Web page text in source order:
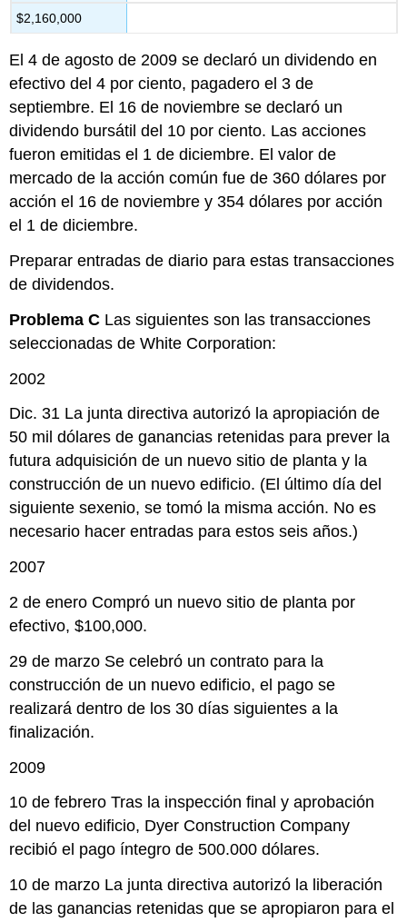
$2,160,000
El 4 de agosto de 2009 se declaró un dividendo en
efectivo del 4 por ciento, pagadero el 3 de
septiembre. El 16 de noviembre se declaró un
dividendo bursátil del 10 por ciento. Las acciones
fueron emitidas el 1 de diciembre. El valor de
mercado de la acción común fue de 360 dólares por
acción el 16 de noviembre y 354 dólares por acción
el 1 de diciembre.
Preparar entradas de diario para estas transacciones
de dividendos.
Problema C Las siguientes son las transacciones
seleccionadas de White Corporation:
2002
Dic. 31 La junta directiva autorizó la apropiación de
50 mil dólares de ganancias retenidas para prever la
futura adquisición de un nuevo sitio de planta y la
construcción de un nuevo edificio. (El último día del
siguiente sexenio, se tomó la misma acción. No es
necesario hacer entradas para estos seis años.)
2007
2 de enero Compró un nuevo sitio de planta por
efectivo, $100,000.
29 de marzo Se celebró un contrato para la
construcción de un nuevo edificio, el pago se
realizará dentro de los 30 días siguientes a la
finalización.
2009
10 de febrero Tras la inspección final y aprobación
del nuevo edificio, Dyer Construction Company
recibió el pago íntegro de 500.000 dólares.
10 de marzo La junta directiva autorizó la liberación
de las ganancias retenidas que se apropiaron para el